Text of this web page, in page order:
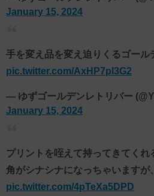
January 15, 2024
手を変え品を変え迫りくるゴール
pic.twitter.com/AxHP7pl3G2
— ゆずゴールデンレトリバー
January 15, 2024
プリントを咥えて持ってきてくれ
角がシナシナになっちゃいますが
pic.twitter.com/4pTeXa5DPD